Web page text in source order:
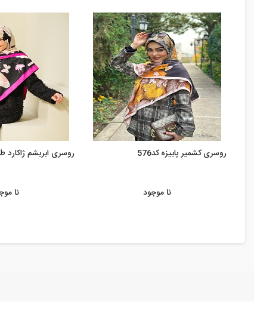
روسری کشمیر پاییزه کد576
نا موجود
روسری ابریشم ژاکارد
نا